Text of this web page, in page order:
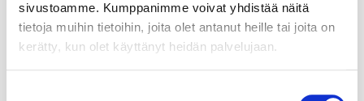
sivustoamme. Kumppanimme voivat yhdistää näitä
tietoja muihin tietoihin, joita olet antanut heille tai joita on
kerätty, kun olet käyttänyt heidän palvelujaan.